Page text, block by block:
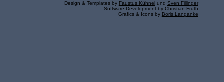
Design & Templates by Faustus Kühnel und Sven Fillinger
Software Development by Christian Fruth
Grafics & Icons by Boris Langanke